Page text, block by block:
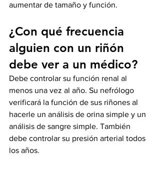
aumentar de tamaño y función.
¿Con qué frecuencia
alguien con un riñón
debe ver a un médico?
Debe controlar su función renal al
menos una vez al año. Su nefrólogo
verificará la función de sus riñones al
hacerle un análisis de orina simple y un
análisis de sangre simple. También
debe controlar su presión arterial todos
los años.